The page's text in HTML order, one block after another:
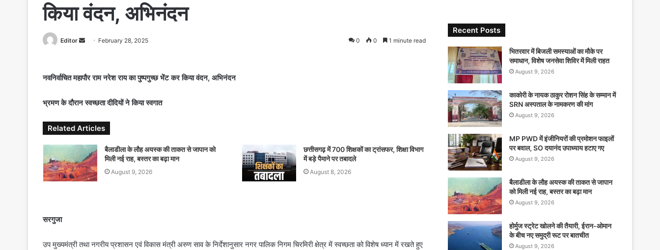
किया वंदन, अभिनंदन
Editor
d
n
m
a
i
l
February 28, 2025 0 0 1 minute read
नवनिर्वाचित महापौर राम नरेश राय का पुष्पगुच्छ भेंट कर किया वंदन, अभिनंदन
भ्रमण के दौरान स्वच्छता दीदियों ने किया स्वगात
Related Articles
बैलाडीला के लौह अयस्क की ताकत से जापान को
मिली नई राह, बस्तर का बढ़ा मान
August 9, 2026
छत्तीसगढ़ में 700 शिक्षकों का ट्रांसफर, शिक्षा विभाग
में बड़े पैमाने पर तबादले
August 8, 2026
सरगुजा
उप मुख्यमंत्री तथा नगरीय प्रशासन एवं विकास मंत्री अरुण साव के निर्देशानुसार नगर पालिक निगम चिरमिरी क्षेत्र में स्वच्छता को विशेष ध्यान में रखते हुए
Recent Posts
भितरवार में बिजली समस्याओं का मौके पर
समाधान, विशेष जनसेवा शिविर में मिली राहत
August 9, 2026
काकोरी के नायक ठाकुर रोशन सिंह के सम्मान में
SRN अस्पताल के नामकरण की मांग
August 9, 2026
MP PWD में इंजीनियरों की प्रमोशन फाइलों
पर बवाल, SO दयानंद उपाध्याय हटाए गए
August 9, 2026
बैलाडीला के लौह अयस्क की ताकत से जापान
को मिली नई राह, बस्तर का बढ़ा मान
August 9, 2026
होर्मुज स्ट्रेट खोलने की तैयारी, ईरान-ओमान
के बीच नए समुद्री रूट पर बातचीत
August 9, 2026